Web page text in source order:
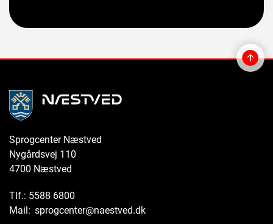
Sprogcenter Næstved
Nygårdsvej 110
4700 Næstved
Tlf.: 5588 6800
Mail: sprogcenter@naestved.dk